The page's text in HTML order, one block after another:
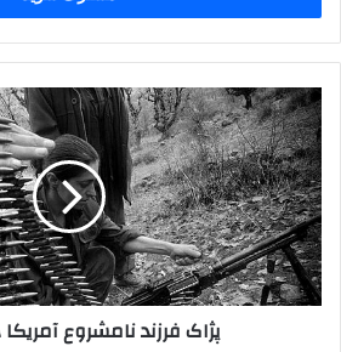
ا
ی
ی
ل
خ
و
د
ر
ا
و
ا
پ
ژ
ا
ک
ف
ر
ز
ن
د
پژاک فرزند نامشروع